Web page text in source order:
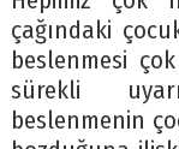
çağındaki
beslenmesi
sürekli
beslenmenin